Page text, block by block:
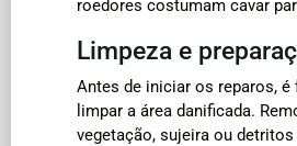
roedores costumam cavar
Limpeza e
Antes de iniciar os reparos, é
limpar a área danificada.
vegetação, sujeira ou